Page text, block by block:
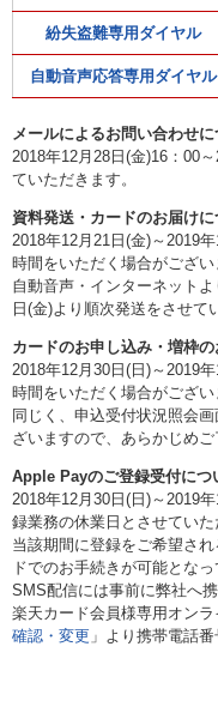
紛失盗難専用ダイヤル
自動音声応答専用ダイヤル
メールによるお問い合わせに
2018年12月28日(金)16：00
ていただきます。
資料発送・カードのお届けに
2018年12月21日(金)～2019
時間をいただく場合がござい
自動音声・インターネット
日(金)より順次発送をさせて
カードのお申し込み・増枠
2018年12月30日(日)～2019
時間をいただく場合がござい
同じく、申込受付状況照会
ざいますので、あらかじめご
Apple Payのご登録受付につ
2018年12月30日(日)～2019
録業務の休業日とさせていた
当該期間に登録をご希望さ
ドでのお手続きが可能となっ
SMS配信には事前に弊社へ
楽天カード会員様専用オン
確認・変更 」より携帯電話